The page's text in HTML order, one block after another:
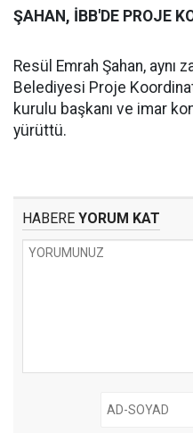
ŞAHAN, İBB'DE PROJE
Resül Emrah Şahan, aynı
Belediyesi Proje
kurulu başkanı ve imar
yürüttü.
HABERE YORUM KAT